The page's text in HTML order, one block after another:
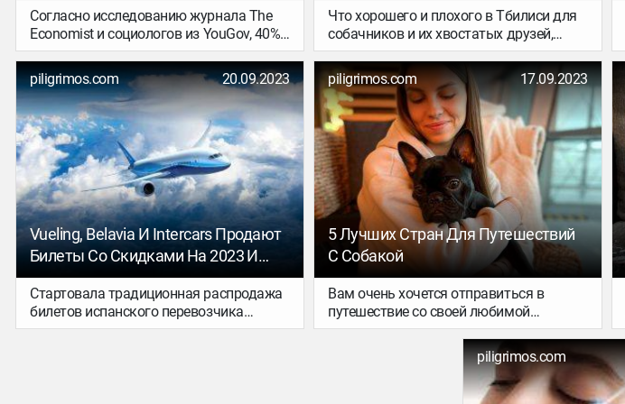
Согласно исследованию журнала The
Economist и социологов из YouGov, 40%
людей испытывают дискомфорт при
авиаперелётах, а 15% и вовсе
откровенно боятся летать. Погружаясь
в кресло на борту самолёта, нет худших
спутников, чем мысли о трагедии 9/11
или пропаже малайзийского лайнера в
2014 году.
Что хорошего и плохого в Тбилиси для
собачников и их хвостатых друзей,
рассказывает Настя Бондарович.
Вместе с ее померанским шпицем
Мишкой она объехала всю Грузию и
еще 10 стран.
piligrimos.com 20.09.2023
Vueling, Belavia И Intercars Продают
Билеты Со Скидками На 2023 И
2024 Годы
Стартовала традиционная распродажа
билетов испанского перевозчика
Vueling. Можно выбрать из десятков
piligrimos.com 17.09.2023
5 Лучших Стран Для Путешествий
С Собакой
Вам очень хочется отправиться в
путешествие со своей любимой
собакой, но вы не можете определиться
с маршрутом отдыха? Тогда эта статья
как раз для вас. Давайте узнаем, какие
же страны лучше всего подойдут для
piligrimos.com